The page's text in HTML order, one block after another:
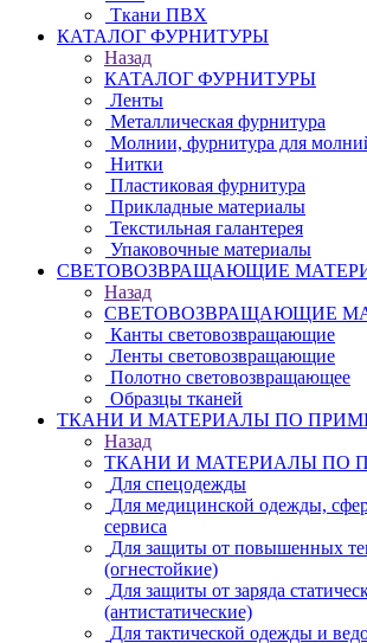
Ткани ПВХ
КАТАЛОГ ФУРНИТУРЫ
Назад
КАТАЛОГ ФУРНИТУРЫ
Ленты
Металлическая фурнитура
Молнии, фурнитура для
Нитки
Пластиковая фурнитура
Прикладные материалы
Текстильная галантерея
Упаковочные материалы
СВЕТОВОЗВРАЩАЮЩИЕ
Назад
СВЕТОВОЗВРАЩАЮЩИЕ
Канты световозвращающие
Ленты световозвращающие
Полотно световозвращающее
Образцы тканей
ТКАНИ И МАТЕРИАЛЫ ПО
Назад
ТКАНИ И МАТЕРИАЛЫ ПО
Для спецодежды
Для медицинской одежды,
сервиса
Для защиты от повышенных
(огнестойкие)
Для защиты от заряда
(антистатические)
Для тактической одежды и